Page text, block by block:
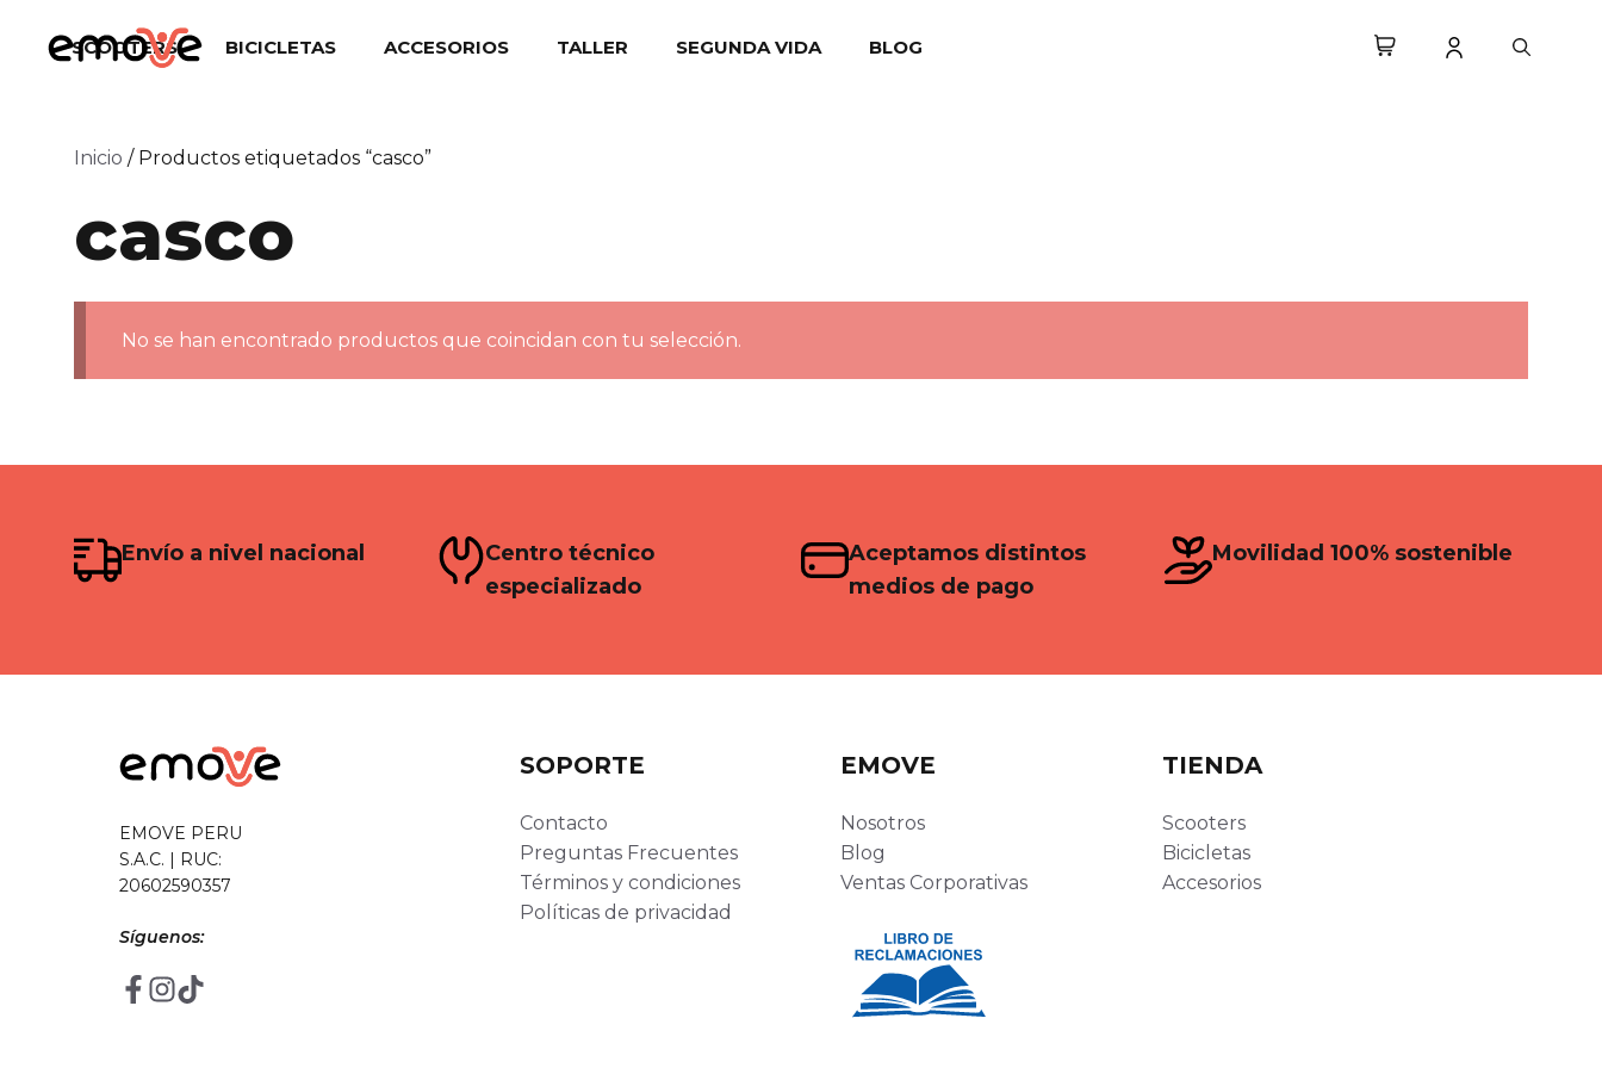
SCOOTERS BICICLETAS ACCESORIOS TALLER SEGUNDA VIDA BLOG
Inicio / Productos etiquetados “casco”
casco
No se han encontrado productos que coincidan con tu selección.
Envío a nivel nacional
Centro técnico
especializado
Aceptamos distintos
medios de pago
Movilidad 100% sostenible
EMOVE PERU
S.A.C. | RUC:
20602590357
Síguenos:
SOPORTE
Contacto
Preguntas Frecuentes
Términos y condiciones
Políticas de privacidad
EMOVE
Nosotros
Blog
Ventas Corporativas
TIENDA
Scooters
Bicicletas
Accesorios